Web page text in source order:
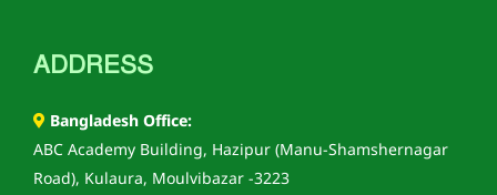
ADDRESS
Bangladesh Office:
ABC Academy Building, Hazipur (Manu-Shamshernagar
Road), Kulaura, Moulvibazar -3223